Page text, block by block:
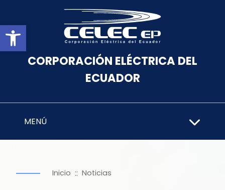
Abrir barra de herramientas
CORPORACIÓN ELÉCTRICA DEL
ECUADOR
MENÚ
Inicio :: Noticias